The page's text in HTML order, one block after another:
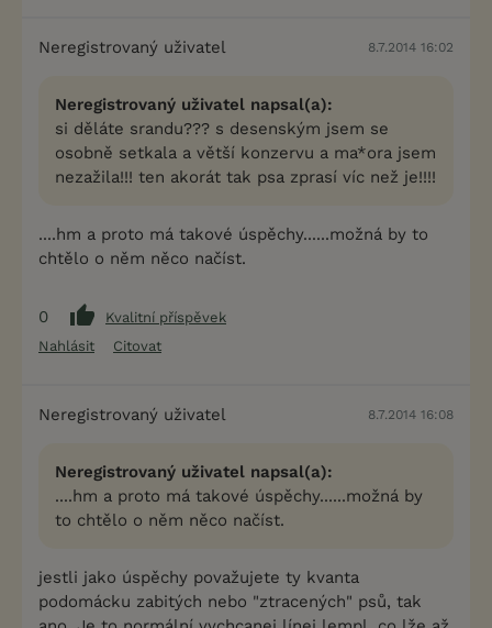
Neregistrovaný uživatel 8.7.2014 16:02
Neregistrovaný uživatel napsal(a):
si děláte srandu??? s desenským jsem se
osobně setkala a větší konzervu a ma*ora jsem
nezažila!!! ten akorát tak psa zprasí víc než je!!!!
....hm a proto má takové úspěchy......možná by to
chtělo o něm něco načíst.
0
Kvalitní příspěvek
Nahlásit
Citovat
Neregistrovaný uživatel 8.7.2014 16:08
Neregistrovaný uživatel napsal(a):
....hm a proto má takové úspěchy......možná by
to chtělo o něm něco načíst.
jestli jako úspěchy považujete ty kvanta
podomácku zabitých nebo "ztracených" psů, tak